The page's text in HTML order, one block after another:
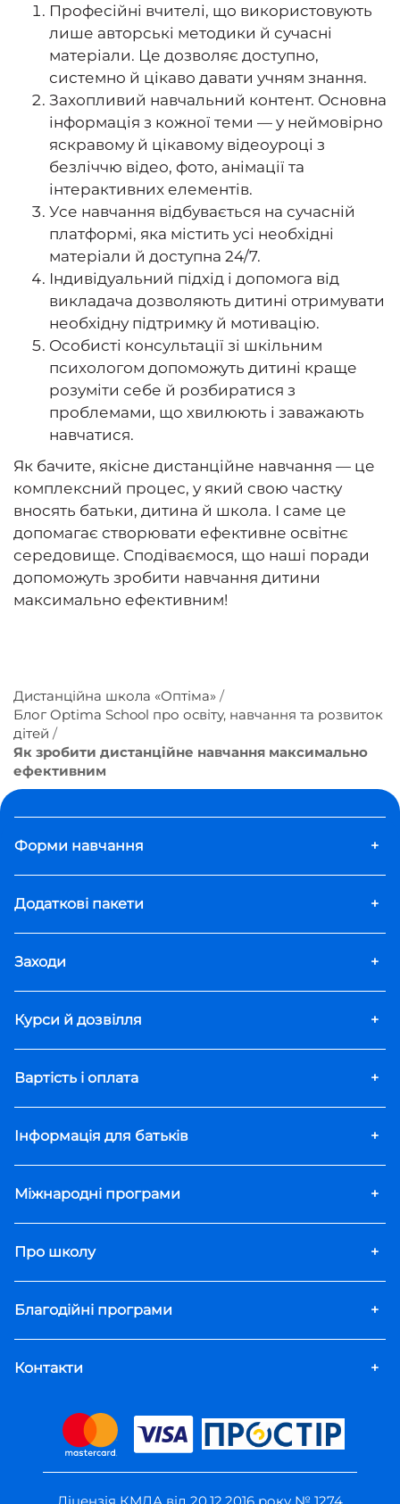
Професійні вчителі, що використовують
лише авторські методики й сучасні
матеріали. Це дозволяє доступно,
системно й цікаво давати учням знання.
Захопливий навчальний контент. Основна
інформація з кожної теми — у неймовірно
яскравому й цікавому відеоуроці з
безліччю відео, фото, анімації та
інтерактивних елементів.
Усе навчання відбувається на сучасній
платформі, яка містить усі необхідні
матеріали й доступна 24/7.
Індивідуальний підхід і допомога від
викладача дозволяють дитині отримувати
необхідну підтримку й мотивацію.
Особисті консультації зі шкільним
психологом допоможуть дитині краще
розуміти себе й розбиратися з
проблемами, що хвилюють і заважають
навчатися.
Як бачите, якісне дистанційне навчання — це
комплексний процес, у який свою частку
вносять батьки, дитина й школа. І саме це
допомагає створювати ефективне освітнє
середовище. Сподіваємося, що наші поради
допоможуть зробити навчання дитини
максимально ефективним!
Дистанційна школа «Оптіма»
Блог Optima School про освіту, навчання та розвиток
дітей
Як зробити дистанційне навчання максимально
ефективним
Форми навчання +
Додаткові пакети +
Заходи +
Курси й дозвілля +
Вартість і оплата +
Інформація для батьків +
Міжнародні програми +
Про школу +
Благодійні програми +
Контакти +
Ліцензія КМДА від 20.12.2016 року № 1274